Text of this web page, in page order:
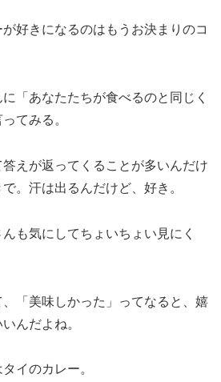
好きになるのはもうお決まりのコ
「あなたたちが食べるのと同じく
てみる。
答えが返ってくることが多いんだけ
。汗は出るんだけど、好き。
も気にしてちょいちょい見にく
「美味しかった」ってなると、嬉
んだよね。
イのカレー。